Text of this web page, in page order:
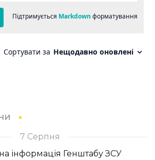
7 Серпня
інформація Генштабу ЗСУ